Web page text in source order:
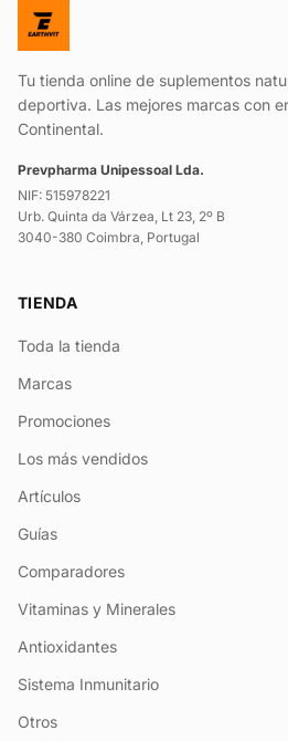
Tu tienda online de suplementos
deportiva. Las mejores marcas con
Continental.
Prevpharma Unipessoal Lda.
NIF: 515978221
Urb. Quinta da Várzea, Lt 23, 2º B
3040-380 Coimbra, Portugal
TIENDA
Toda la tienda
Marcas
Promociones
Los más vendidos
Artículos
Guías
Comparadores
Vitaminas y Minerales
Antioxidantes
Sistema Inmunitario
Otros